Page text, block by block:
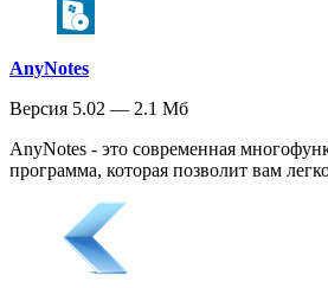
AnyNotes
Версия 5.02 — 2.1 Мб
AnyNotes - это современная
программа, которая позволит вам